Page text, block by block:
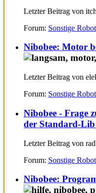
Letzter Beitrag von
Forum: Sonstige
Nibobee: Motor
Letzter Beitrag von
Forum: Sonstige
Nibobee - Frage
der Standard-Lib
Letzter Beitrag von
Forum: Sonstige
Nibobee: